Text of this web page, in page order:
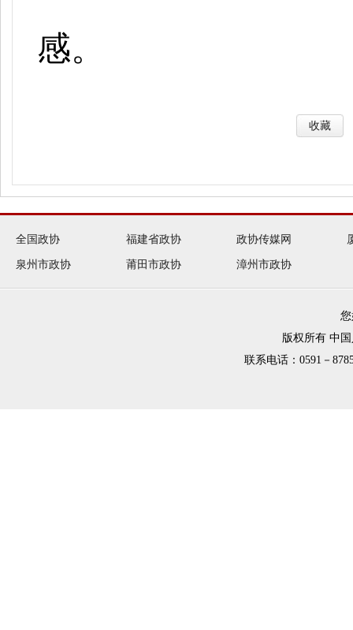
感。
收藏
全国政协 福建省政协 政协传媒网
泉州市政协 莆田市政协 漳州市政协
版权所有 中
联系电话：0591－